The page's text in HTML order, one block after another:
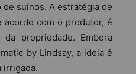
suínos. A estratégia de
acordo com o produtor, é
propriedade. Embora
by Lindsay, a ideia é
irrigada.